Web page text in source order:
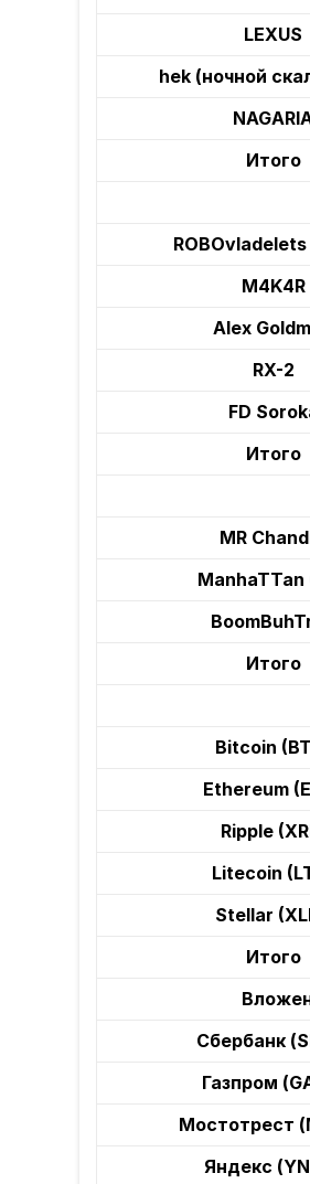
LEXUS
hek (ночной
Итого
M4K4R
Alex
RX-2
FD
Итого
MR
ManhaTTan
Итого
Bitcoin
Ethereum
Ripple
Litecoin
Stellar
Итого
Сбербанк
Газпром
Мостотрест
Яндекс